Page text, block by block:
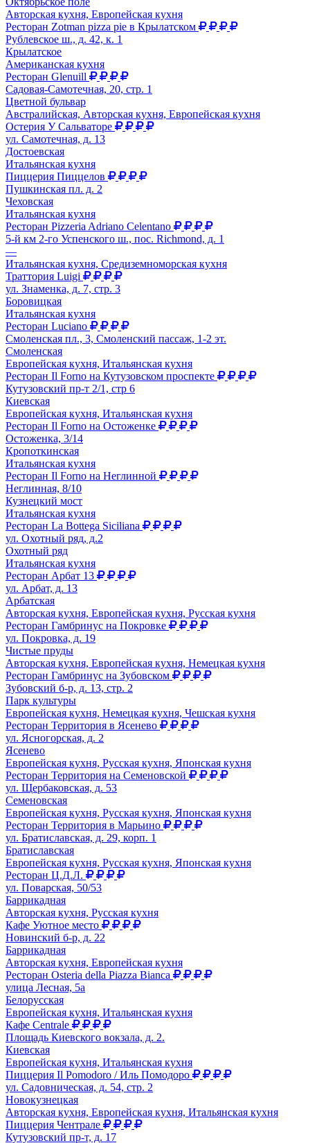
Авторская кухня, Европейская кухня
Ресторан Zotman pizza pie в Крылатском
Рублевское ш., д. 42, к. 1
Крылатское
Американская кухня
Ресторан Glenuill
Садовая-Самотечная, 20, стр. 1
Цветной бульвар
Австралийская, Авторская кухня, Европейская кухня
Остерия У Сальваторе
ул. Самотечная, д. 13
Достоевская
Итальянская кухня
Пиццерия Пиццелов
Пушкинская пл. д. 2
Чеховская
Итальянская кухня
Ресторан Pizzeria Adriano Celentano
5-й км 2-го Успенского ш., пос. Richmond, д. 1
—
Итальянская кухня, Средиземноморская кухня
Траттория Luigi
ул. Знаменка, д. 7, стр. 3
Боровицкая
Итальянская кухня
Ресторан Luciano
Смоленская пл., 3, Смоленский пассаж, 1-2 эт.
Смоленская
Европейская кухня, Итальянская кухня
Ресторан Il Forno на Кутузовском проспекте
Кутузовский пр-т 2/1, стр 6
Киевская
Европейская кухня, Итальянская кухня
Ресторан Il Forno на Остоженке
Остоженка, 3/14
Кропоткинская
Итальянская кухня
Ресторан Il Forno на Неглинной
Неглинная, 8/10
Кузнецкий мост
Итальянская кухня
Ресторан La Bottega Siciliana
ул. Охотный ряд, д.2
Охотный ряд
Итальянская кухня
Ресторан Арбат 13
ул. Арбат, д. 13
Арбатская
Авторская кухня, Европейская кухня, Русская кухня
Ресторан Гамбринус на Покровке
ул. Покровка, д. 19
Чистые пруды
Авторская кухня, Европейская кухня, Немецкая кухня
Ресторан Гамбринус на Зубовском
Зубовский б-р, д. 13, стр. 2
Парк культуры
Европейская кухня, Немецкая кухня, Чешская кухня
Ресторан Территория в Ясенево
ул. Ясногорская, д. 2
Ясенево
Европейская кухня, Русская кухня, Японская кухня
Ресторан Территория на Семеновской
ул. Щербаковская, д. 53
Семеновская
Европейская кухня, Русская кухня, Японская кухня
Ресторан Территория в Марьино
ул. Братиславская, д. 29, корп. 1
Братиславская
Европейская кухня, Русская кухня, Японская кухня
Ресторан Ц.Д.Л.
ул. Поварская, 50/53
Баррикадная
Авторская кухня, Русская кухня
Кафе Уютное место
Новинский б-р, д. 22
Баррикадная
Авторская кухня, Европейская кухня
Ресторан Osteria della Piazza Bianca
улица Лесная, 5а
Белорусская
Европейская кухня, Итальянская кухня
Кафе Centrale
Площадь Киевского вокзала, д. 2.
Киевская
Европейская кухня, Итальянская кухня
Пиццерия Il Pomodoro / Иль Помодоро
ул. Садовническая, д. 54, стр. 2
Новокузнецкая
Авторская кухня, Европейская кухня, Итальянская кухня
Пиццерия Чентрале
Кутузовский пр-т, д. 17